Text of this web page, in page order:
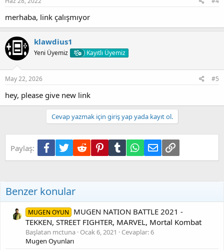
merhaba, link çalışmıyor
klawdius1
Yeni Üyemiz Kayıtlı Üyemiz
May 22, 2026 #5
hey, please give new link
Cevap yazmak için giriş yap yada kayıt ol.
Paylaş: Facebook
TwitterReddit PinterestTumblr WhatsApp
E-postaLink
Benzer konular
MUGEN OYUN
MUGEN NATION BATTLE 2021 -
TEKKEN, STREET FIGHTER, MARVEL, Mortal Kombat
Başlatan mctuna Ocak 6, 2021
Cevaplar: 6
Mugen Oyunları